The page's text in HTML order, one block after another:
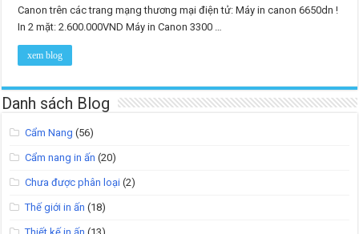
Canon trên các trang mạng thương mại điện tử: Máy in canon 6650dn !
In 2 mặt: 2.600.000VND Máy in Canon 3300 …
xem blog
Danh sách Blog
Cẩm Nang (56)
Cẩm nang in ấn (20)
Chưa được phân loại (2)
Thế giới in ấn (18)